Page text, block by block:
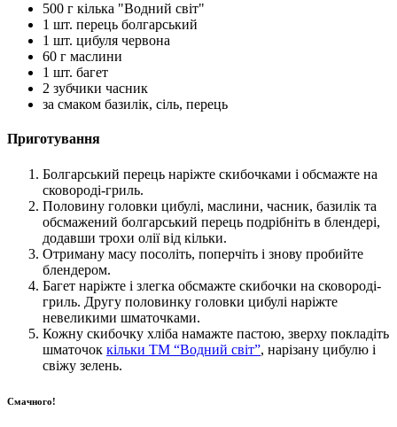
500 г кілька "Водний світ"
1 шт. перець болгарський
1 шт. цибуля червона
60 г маслини
1 шт. багет
2 зубчики часник
за смаком базилік, сіль, перець
Приготування
Болгарський перець наріжте скибочками і обсмажте на
сковороді-гриль.
Половину головки цибулі, маслини, часник, базилік та
обсмажений болгарський перець подрібніть в блендері,
додавши трохи олії від кільки.
Отриману масу посоліть, поперчіть і знову пробийте
блендером.
Багет наріжте і злегка обсмажте скибочки на сковороді-
гриль. Другу половинку головки цибулі наріжте
невеликими шматочками.
Кожну скибочку хліба намажте пастою, зверху покладіть
шматочок кільки ТМ “Водний світ”, нарізану цибулю і
свіжу зелень.
Смачного!